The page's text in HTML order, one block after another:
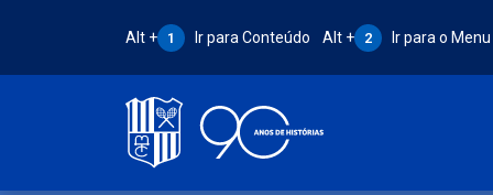
Atalho Alt + 1:
Alt + 1 Ir para Conteúdo Atalho Alt + 2:
Alt + 2 Ir para o Menu